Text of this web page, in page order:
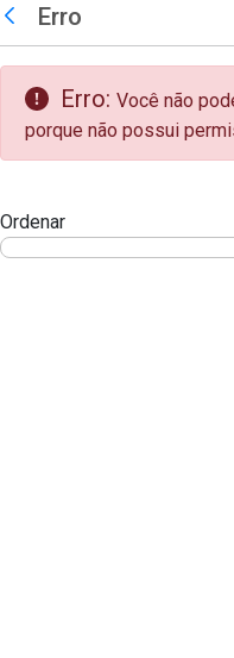
Pular para o Conteúdo
teste descricao
Voltar
Erro
Erro: Você não
porque não possui
Ordenar